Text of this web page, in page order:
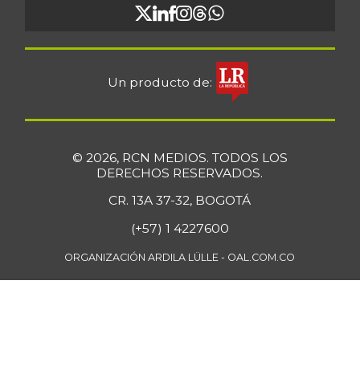
Un producto de:
© 2026, RCN MEDIOS. TODOS LOS
DERECHOS RESERVADOS.
CR. 13A 37-32, BOGOTÁ
(+57) 1 4227600
ORGANIZACIÓN ARDILA LÜLLE - OAL.COM.CO